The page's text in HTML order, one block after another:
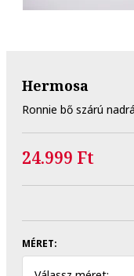
Hermosa
Ronnie bő szárú
24.999 Ft
MÉRET: